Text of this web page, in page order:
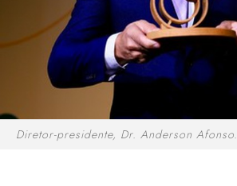
Diretor-presidente, Dr. Anderson Afonso.